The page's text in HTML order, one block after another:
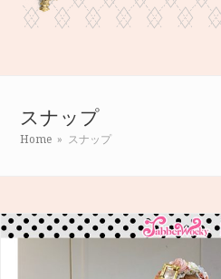
スナップ
Home » スナップ